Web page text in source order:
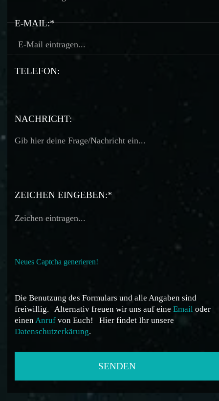
E-MAIL:*
TELEFON:
TELEFON:
NACHRICHT:
ZEICHEN EINGEBEN:*
Neues Captcha generieren!
Die Benutzung des Formulars und alle Angaben sind
freiwillig.
Alternativ freuen wir uns auf eine Email oder
einenAnruf von Euch!
Hier findet Ihr unsere
Datenschutzerkärung.